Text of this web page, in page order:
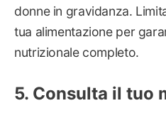
donne in gravidanza.
tua alimentazione per
nutrizionale completo.
Consulta il tuo